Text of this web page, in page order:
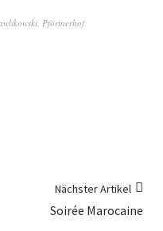
, Pförtnerhof
Nächster Artikel
Soirée Marocaine